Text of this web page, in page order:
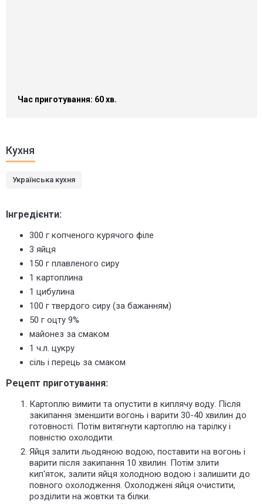
Час приготування: 60 хв.
Кухня
Українська кухня
Інгредієнти:
300 г копченого курячого філе
3 яйця
150 г плавленого сиру
1 картоплина
1 цибулина
100 г твердого сиру (за бажанням)
50 г оцту 9%
майонез за смаком
1 ч.л. цукру
сіль і перець за смаком
Рецепт приготування:
Картоплю вимити та опустити в киплячу воду. Після
закипання зменшити вогонь і варити 30-40 хвилин до
готовності. Потім витягнути картоплю на тарілку і
повністю охолодити.
Яйця залити льодяною водою, поставити на вогонь і
варити після закипання 10 хвилин. Потім злити
кип'яток, залити яйця холодною водою і залишити до
повного охолодження. Охолоджені яйця очистити,
розділити на жовтки та білки.